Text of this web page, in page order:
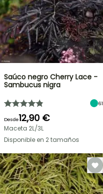
Saúco negro Cherry Lace -
Sambucus nigra
61
Desde12,90 €
Maceta 2L/3L
Disponible en 2 tamaños